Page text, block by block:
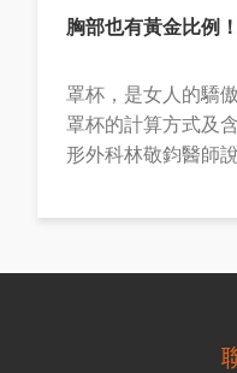
胸部也有黃金比例
罩杯，是女人的驕
罩杯的計算方式及
形外科林敬鈞醫師